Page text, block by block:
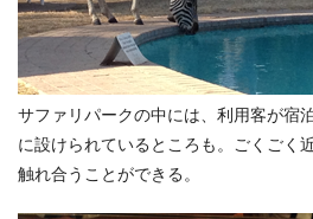
サファリパークの中には、利用客が宿
に設けられているところも。ごくごく
触れ合うことができる。